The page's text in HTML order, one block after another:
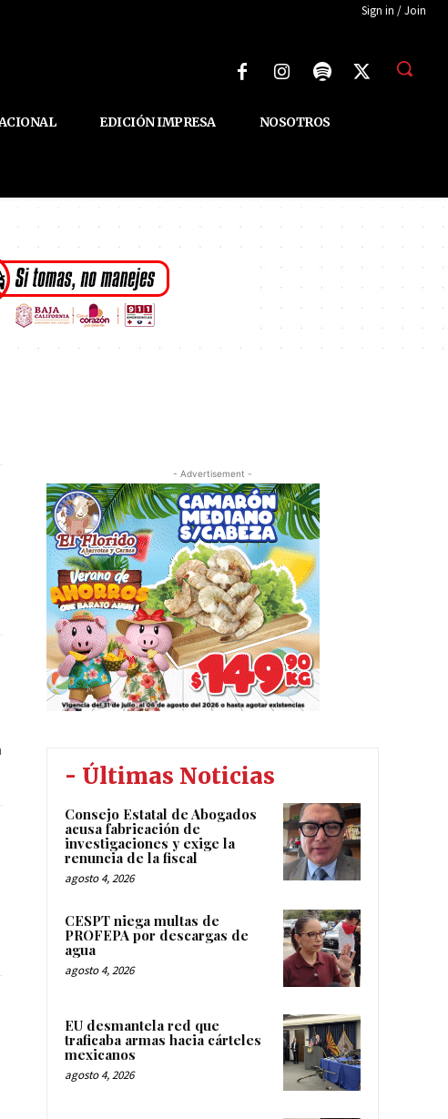
Sign in / Join
EDICIÓN IMPRESA NOSOTROS
- Advertisement -
- Últimas Noticias
Consejo Estatal de Abogados
acusa fabricación de
investigaciones y exige la
renuncia de la fiscal
agosto 4, 2026
CESPT niega multas de
PROFEPA por descargas de
agua
agosto 4, 2026
EU desmantela red que
traficaba armas hacia cárteles
mexicanos
agosto 4, 2026